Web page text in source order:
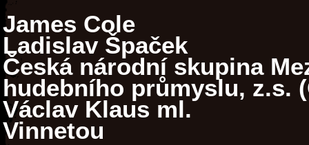
James Cole
Ladislav Špaček
Česká národní skupina
hudebního průmyslu, z.s.
Václav Klaus ml.
Vinnetou